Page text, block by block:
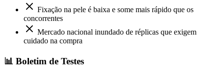
Fixação na pele é baixa e some mais rápido que os
concorrentes
Mercado nacional inundado de réplicas que exigem
cuidado na compra
📊 Boletim de Testes